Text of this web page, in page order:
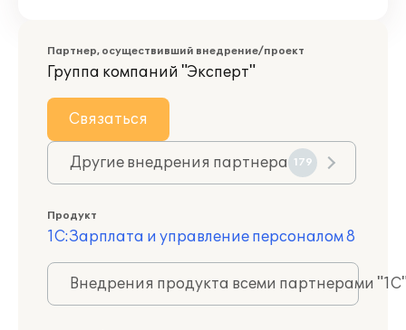
Партнер, осуществивший внедрение/проект
Группа компаний "Эксперт"
Связаться
Другие внедрения партнера 179
Продукт
1С:Зарплата и управление персоналом 8
Внедрения продукта всеми партнерами